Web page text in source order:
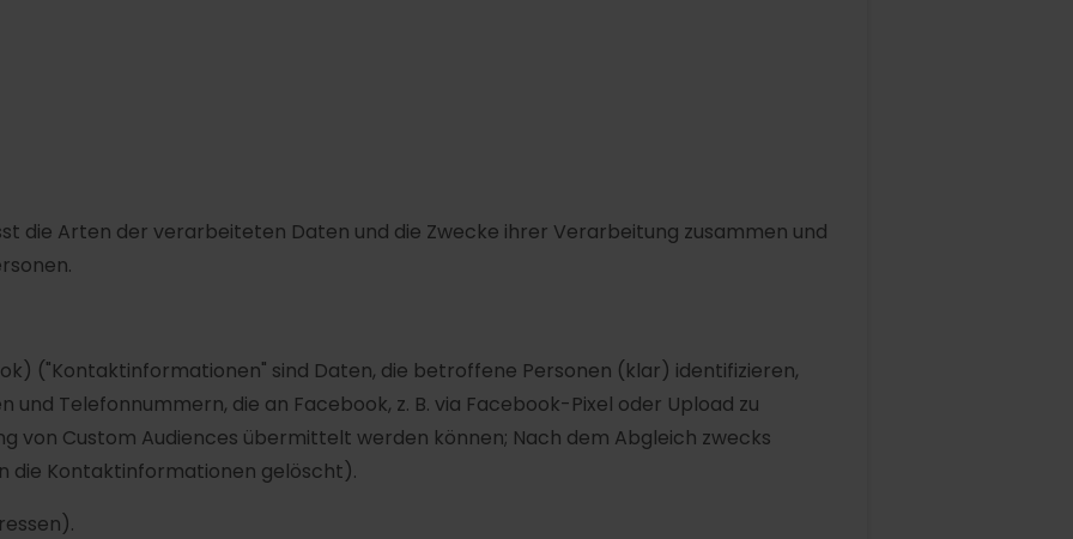
die Arten der verarbeiteten Daten und die Zwecke ihrer Verarbeitung zusammen und
("Kontaktinformationen" sind Daten, die betroffene Personen (klar) identifizieren,
und Telefonnummern, die an Facebook, z. B. via Facebook-Pixel oder Upload zu
von Custom Audiences übermittelt werden können; Nach dem Abgleich zwecks
die Kontaktinformationen gelöscht).